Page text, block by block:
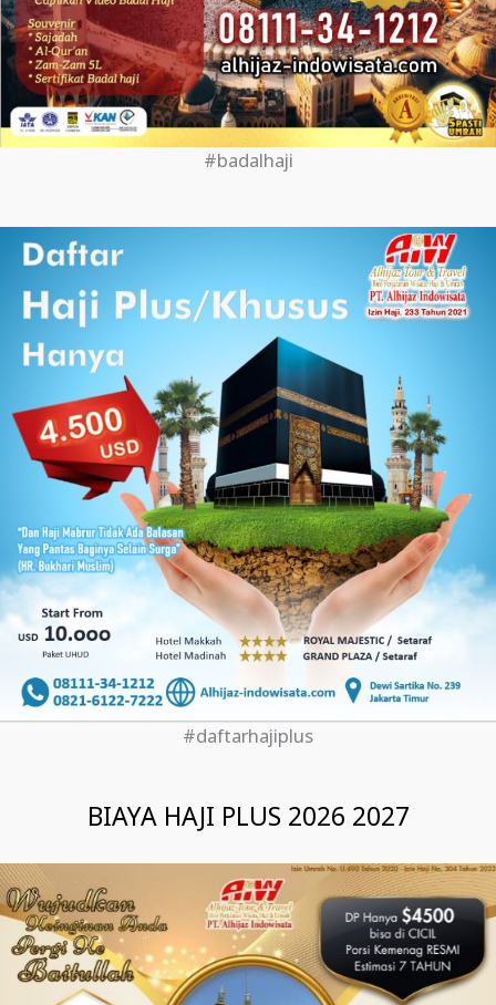
#badalhaji
#daftarhajiplus
BIAYA HAJI PLUS 2026 2027